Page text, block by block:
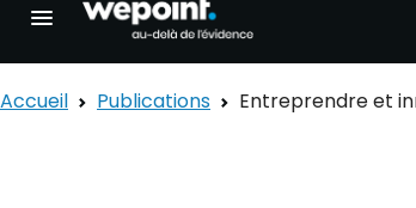
Ouvrir la navigation principale
Accueil Publications Entreprendre et